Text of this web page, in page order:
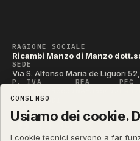
RAGIONE SOCIALE
Ricambi Manzo di Manzo
SEDE
Via S. Alfonso Maria de Liguori
P. IVA REA PEC
CODICE SDI
T04ZHR3
CONSENSO
Usiamo dei cookie.
I cookie tecnici servono a far